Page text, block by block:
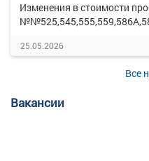
Изменения в стоимости
25.05.2026
Все
Вакансии